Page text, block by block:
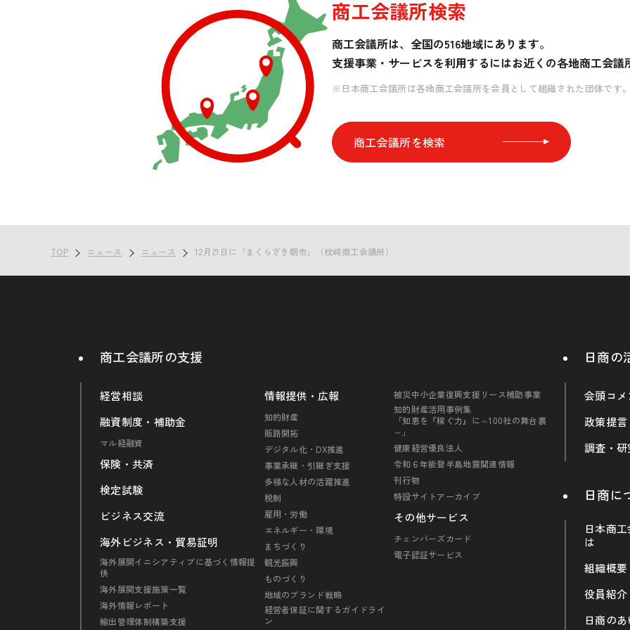
商工会議所検索
商工会議所は、全国の516地域にあります。
支援事業・サービスを利用するにはお近くの各地商工会議
※日本商工会議所は各地商工会議所を会員として組織された団体です。
商工会議所を検索
TOP ニュース ニュース 12月21日に「まくらざき朝市」（枕崎商工会議所）
商工会議所の支援
経営相談
融資制度・補助金
マル経融資
保険・共済
検定試験
ビジネス交流
海外ビジネス・貿易証明
海外展開イニシアティブに基づく情報提
供
海外展開支援施策一覧
海外情報レポート
輸出管理体制構築支援
情報提供・広報
知的財産
販路開拓
デジタル化・DX推進
事業承継・引継ぎ支援
多様な人材の活躍推進
税制
雇用・労働
エネルギー・環境
まちづくり
観光振興
ものづくり
地域のブランド戦略
経営者保証に関するガイドライ
ン
被災中小企業復興支援リース補助事業
知的財産活用事例集
「知恵を『稼ぐ力』に～100社の舞台裏
～」
健康経営優良法人
令和６年能登半島地震関連情報
刊行物
特設サイトアーカイブ
その他サービス
チェンバーズカード
電子認証サービス
日商の
会頭コメ
政策提言
調査・研
日商に
日本商
は
組織概要
役員紹介
日商の